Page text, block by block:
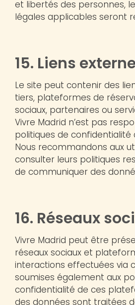
et libertés des personnes,
légales applicables seront
15. Liens
Le site peut contenir des
tiers, plateformes de
sociaux, partenaires ou
Vivre Madrid n’est pas
politiques de confidentialité
Nous recommandons aux
consulter leurs politiques
de communiquer des
16. Réseaux
Vivre Madrid peut être
réseaux sociaux et
interactions effectuées via
soumises également aux
confidentialité de ces
des données sont traitées